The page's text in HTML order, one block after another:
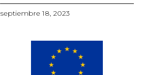
septiembre 18, 2023